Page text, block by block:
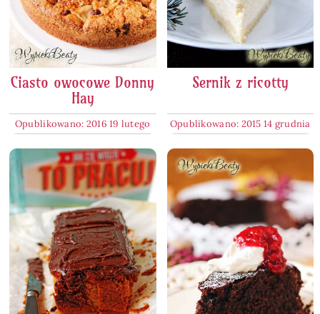
Ciasto owocowe Donny
Hay
Opublikowano: 2016 19 lutego
Sernik z ricotty
Opublikowano: 2015 14 grudnia